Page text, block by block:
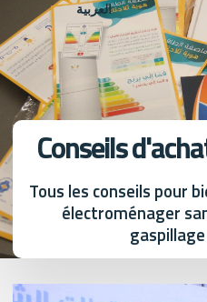
العربية
Conseils
Tous les conseils pour
électroménager